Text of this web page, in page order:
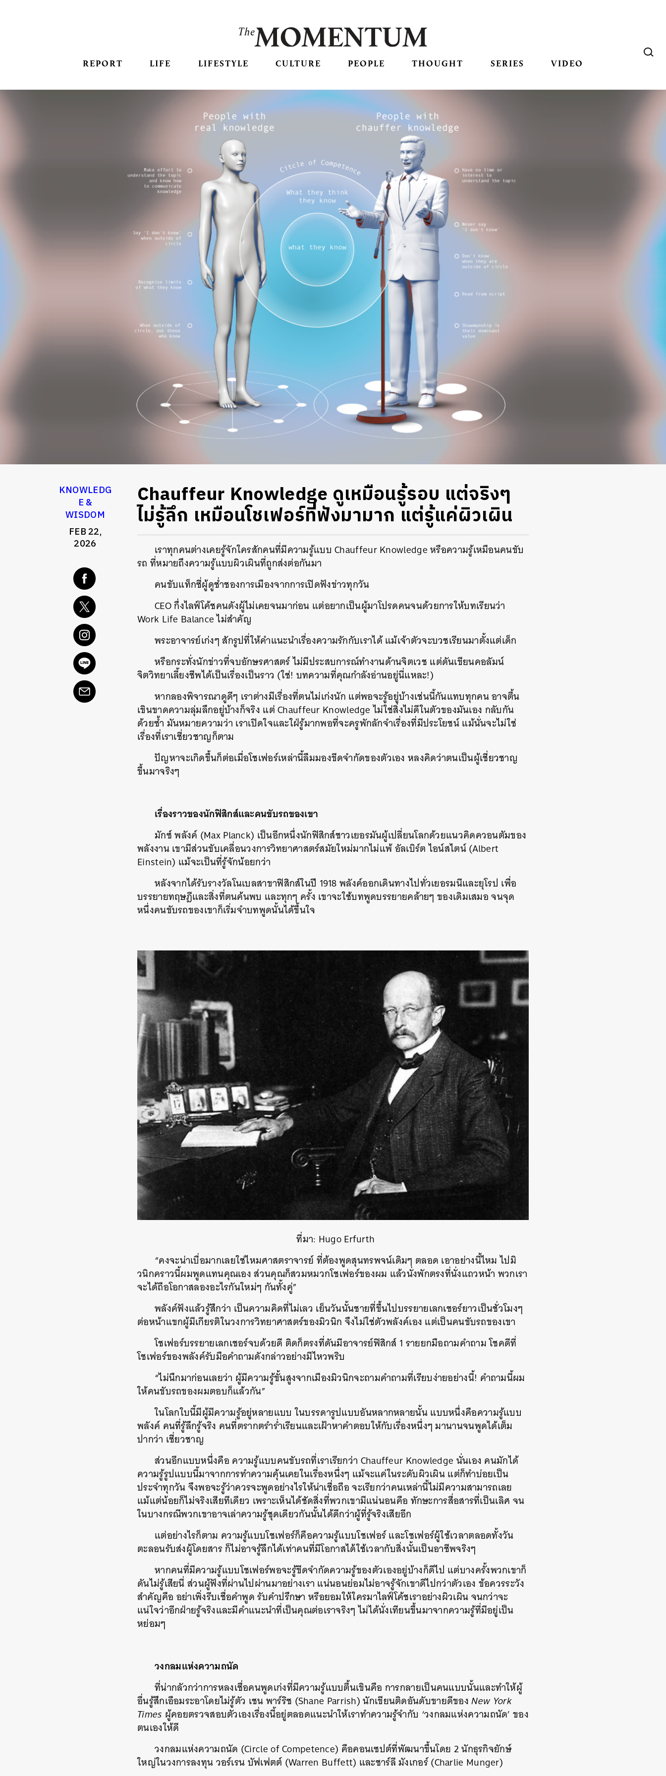
REPORT LIFE LIFESTYLE CULTURE PEOPLE THOUGHT SERIES VIDEO
KNOWLEDG
E &
WISDOM
FEB 22,
2026
Chauffeur Knowledge ดูเหมือนรู้รอบ แต่จริงๆ
ไม่รู้ลึก เหมือนโชเฟอร์ที่ฟังมามาก แต่รู้แค่ผิวเผิน
เราทุกคนต่างเคยรู้จักใครสักคนที่มีความรู้แบบ Chauffeur Knowledge หรือความรู้เหมือนคนขับ
รถ ที่หมายถึงความรู้แบบผิวเผินที่ถูกส่งต่อกันมา
คนขับแท็กซี่ผู้ดูช่ำชองการเมืองจากการเปิดฟังข่าวทุกวัน
CEO กึ่งไลฟ์โค้ชคนดังผู้ไม่เคยจนมาก่อน แต่อยากเป็นผู้มาโปรดคนจนด้วยการให้บทเรียนว่า
Work Life Balance ไม่สำคัญ
พระอาจารย์เก่งๆ สักรูปที่ให้คำแนะนำเรื่องความรักกับเราได้ แม้เจ้าตัวจะบวชเรียนมาตั้งแต่เด็ก
หรือกระทั่งนักข่าวที่จบอักษรศาสตร์ ไม่มีประสบการณ์ทำงานด้านจิตเวช แต่ดันเขียนคอลัมน์
จิตวิทยาเลี้ยงชีพได้เป็นเรื่องเป็นราว (ใช่! บทความที่คุณกำลังอ่านอยู่นี่แหละ!)
หากลองพิจารณาดูดีๆ เราต่างมีเรื่องที่ตนไม่เก่งนัก แต่พอจะรู้อยู่บ้างเช่นนี้กันแทบทุกคน อาจตื้น
เขินขาดความลุ่มลึกอยู่บ้างก็จริง แต่ Chauffeur Knowledge ไม่ใช่สิ่งไม่ดีในตัวของมันเอง กลับกัน
ด้วยซ้ำ มันหมายความว่า เราเปิดใจและใฝ่รู้มากพอที่จะครูพักลักจำเรื่องที่มีประโยชน์ แม้นั่นจะไม่ใช่
เรื่องที่เราเชี่ยวชาญก็ตาม
ปัญหาจะเกิดขึ้นก็ต่อเมื่อโชเฟอร์เหล่านี้ลืมมองขีดจำกัดของตัวเอง หลงคิดว่าตนเป็นผู้เชี่ยวชาญ
ขึ้นมาจริงๆ
เรื่องราวของนักฟิสิกส์และคนขับรถของเขา
มักซ์ พลังค์ (Max Planck) เป็นอีกหนึ่งนักฟิสิกส์ชาวเยอรมันผู้เปลี่ยนโลกด้วยแนวคิดควอนตัมของ
พลังงาน เขามีส่วนขับเคลื่อนวงการวิทยาศาสตร์สมัยใหม่มากไม่แพ้ อัลเบิร์ต ไอน์สไตน์ (Albert
Einstein) แม้จะเป็นที่รู้จักน้อยกว่า
หลังจากได้รับรางวัลโนเบลสาขาฟิสิกส์ในปี 1918 พลังค์ออกเดินทางไปทั่วเยอรมนีและยุโรป เพื่อ
บรรยายทฤษฎีและสิ่งที่ตนค้นพบ และทุกๆ ครั้ง เขาจะใช้บทพูดบรรยายคล้ายๆ ของเดิมเสมอ จนจุด
หนึ่งคนขับรถของเขาก็เริ่มจำบทพูดนั้นได้ขึ้นใจ
ที่มา: Hugo Erfurth
“คงจะน่าเบื่อมากเลยใช่ไหมศาสตราจารย์ ที่ต้องพูดสุนทรพจน์เดิมๆ ตลอด เอาอย่างนี้ไหม ไปมิ
วนิกคราวนี้ผมพูดแทนคุณเอง ส่วนคุณก็สวมหมวกโชเฟอร์ของผม แล้วนั่งพักตรงที่นั่งแถวหน้า พวกเรา
จะได้ถือโอกาสลองอะไรกันใหม่ๆ กันทั้งคู่”
พลังค์ฟังแล้วรู้สึกว่า เป็นความคิดที่ไม่เลว เย็นวันนั้นชายที่ขึ้นไปบรรยายเลกเชอร์ยาวเป็นชั่วโมงๆ
ต่อหน้าแขกผู้มีเกียรติในวงการวิทยาศาสตร์ของมิวนิก จึงไม่ใช่ตัวพลังค์เอง แต่เป็นคนขับรถของเขา
โชเฟอร์บรรยายเลกเชอร์จบด้วยดี ติดก็ตรงที่ดันมีอาจารย์ฟิสิกส์ 1 รายยกมือถามคำถาม โชคดีที่
โชเฟอร์ของพลังค์รับมือคำถามดังกล่าวอย่างมีไหวพริบ
“ไม่นึกมาก่อนเลยว่า ผู้มีความรู้ขั้นสูงจากเมืองมิวนิกจะถามคำถามที่เรียบง่ายอย่างนี้! คำถามนี้ผม
ให้คนขับรถของผมตอบก็แล้วกัน”
ในโลกใบนี้มีผู้มีความรู้อยู่หลายแบบ ในบรรดารูปแบบอันหลากหลายนั้น แบบหนึ่งคือความรู้แบบ
พลังค์ คนที่รู้ลึกรู้จริง คนที่ตรากตรำร่ำเรียนและเฝ้าหาคำตอบให้กับเรื่องหนึ่งๆ มานานจนพูดได้เต็ม
ปากว่า เชี่ยวชาญ
ส่วนอีกแบบหนึ่งคือ ความรู้แบบคนขับรถที่เราเรียกว่า Chauffeur Knowledge นั่นเอง คนมักได้
ความรู้รูปแบบนี้มาจากการทำความคุ้นเคยในเรื่องหนึ่งๆ แม้จะแค่ในระดับผิวเผิน แต่ก็ทำบ่อยเป็น
ประจำทุกวัน จึงพอจะรู้ว่าควรจะพูดอย่างไรให้น่าเชื่อถือ จะเรียกว่าคนเหล่านี้ไม่มีความสามารถเลย
แม้แต่น้อยก็ไม่จริงเสียทีเดียว เพราะเห็นได้ชัดสิ่งที่พวกเขามีแน่นอนคือ ทักษะการสื่อสารที่เป็นเลิศ จน
ในบางกรณีพวกเขาอาจเล่าความรู้ชุดเดียวกันนั้นได้ดีกว่าผู้ที่รู้จริงเสียอีก
แต่อย่างไรก็ตาม ความรู้แบบโชเฟอร์ก็คือความรู้แบบโชเฟอร์ และโชเฟอร์ผู้ใช้เวลาตลอดทั้งวัน
ตะลอนรับส่งผู้โดยสาร ก็ไม่อาจรู้ลึกได้เท่าคนที่มีโอกาสได้ใช้เวลากับสิ่งนั้นเป็นอาชีพจริงๆ
หากคนที่มีความรู้แบบโชเฟอร์พอจะรู้ขีดจำกัดความรู้ของตัวเองอยู่บ้างก็ดีไป แต่บางครั้งพวกเขาก็
ดันไม่รู้เสียนี่ ส่วนผู้ฟังที่ผ่านไปผ่านมาอย่างเรา แน่นอนย่อมไม่อาจรู้จักเขาดีไปกว่าตัวเอง ข้อควรระวัง
สำคัญคือ อย่าเพิ่งรีบเชื่อคำพูด รับคำปรึกษา หรือยอมให้ใครมาไลฟ์โค้ชเราอย่างผิวเผิน จนกว่าจะ
แน่ใจว่าอีกฝ่ายรู้จริงและมีคำแนะนำที่เป็นคุณต่อเราจริงๆ ไม่ได้นั่งเทียนขึ้นมาจากความรู้ที่มีอยู่เป็น
หย่อมๆ
วงกลมแห่งความถนัด
ที่น่ากลัวกว่าการหลงเชื่อคนพูดเก่งที่มีความรู้แบบตื้นเขินคือ การกลายเป็นคนแบบนั้นและทำให้ผู้
อื่นรู้สึกเอือมระอาโดยไม่รู้ตัว เชน พาร์ริช (Shane Parrish) นักเขียนติดอันดับขายดีของNew York
Times ผู้คอยตรวจสอบตัวเองเรื่องนี้อยู่ตลอดแนะนำให้เราทำความรู้จำกับ ‘วงกลมแห่งความถนัด’ ของ
ตนเองให้ดี
วงกลมแห่งความถนัด (Circle of Competence) คือคอนเซปต์ที่พัฒนาขึ้นโดย 2 นักธุรกิจยักษ์
ใหญ่ในวงการลงทุน วอร์เรน บัฟเฟตต์ (Warren Buffett) และชาร์ลี มังเกอร์ (Charlie Munger)
ค้นหา
SHARE LINE EMAIL